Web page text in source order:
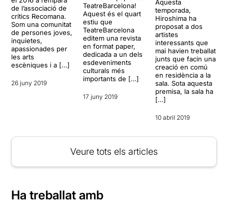
de l’associació de
crítics Recomana.
Som una comunitat
de persones joves,
inquietes,
apassionades per
les arts
escèniques i a […]
26 juny 2019
TeatreBarcelona!
Aquest és el quart
estiu que
TeatreBarcelona
editem una revista
en format paper,
dedicada a un dels
esdeveniments
culturals més
importants de […]
17 juny 2019
Aquesta
temporada,
Hiroshima ha
proposat a dos
artistes
interessants que
mai havien treballat
junts que facin una
creació en comú
en residència a la
sala. Sota aquesta
premisa, la sala ha
[…]
10 abril 2019
Veure tots els articles
Ha treballat amb